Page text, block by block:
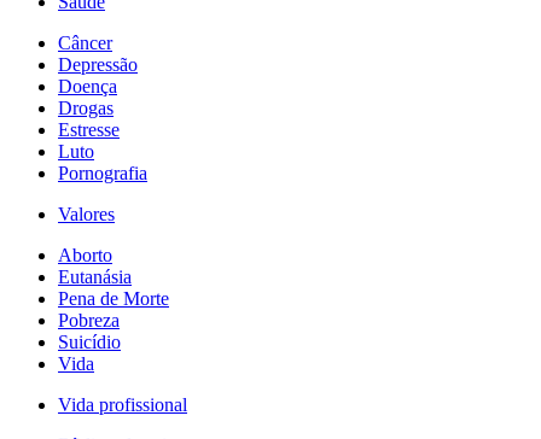
Câncer
Depressão
Doença
Drogas
Estresse
Luto
Pornografia
Valores
Aborto
Eutanásia
Pena de Morte
Pobreza
Suicídio
Vida
Vida profissional